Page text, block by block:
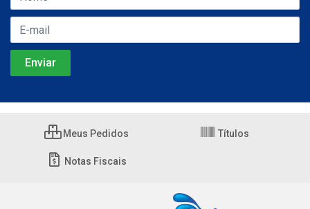
Meus Pedidos Títulos
Notas Fiscais